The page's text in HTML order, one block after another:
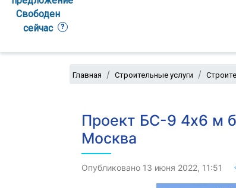
Свободен
сейчас
?
Главная Строительные услуги
Проект БС-9 4х6 м
Москва
Опубликовано 13 июня 2022, 11:51